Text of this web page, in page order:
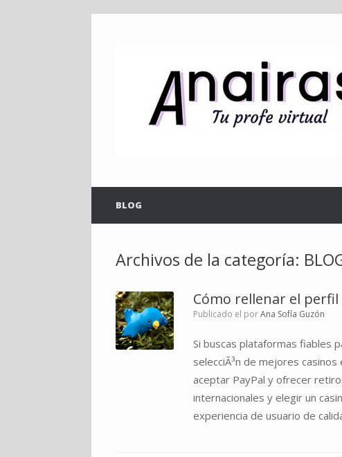
BLOG
Archivos de la categoría:
Cómo rellenar el
Publicado el porAna Sofía Guzón
Si buscas plataformas fiables
selecciÃ³n de mejores
aceptar PayPal y ofrecer
internacionales y elegir un
experiencia de usuario de